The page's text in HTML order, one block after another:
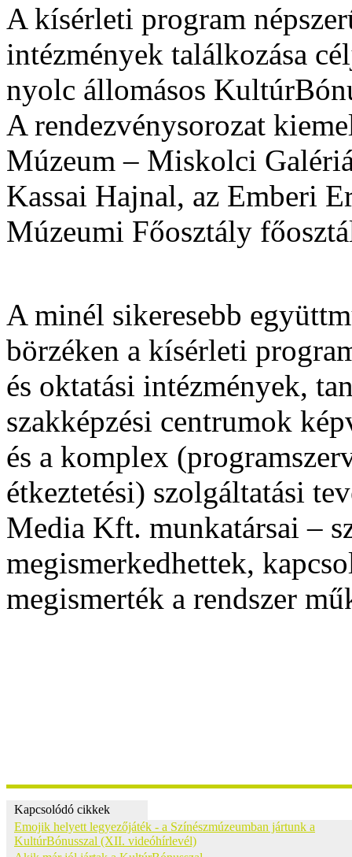
A kísérleti program
intézmények találkozása
nyolc állomásos
A rendezvénysorozat
Múzeum – Miskolci
Kassai Hajnal, az Emberi
Múzeumi Főosztály
A minél sikeresebb
börzéken a kísérleti
és oktatási intézmények,
szakképzési centrumok
és a komplex
étkeztetési) szolgáltatási
Media Kft. munkatársai –
megismerkedhettek,
megismerték a rendszer
Kapcsolódó cikkek
Emojik helyett legyezőjáték - a Színészmúzeumban jártunk a
KultúrBónusszal (XII. videóhírlevél)